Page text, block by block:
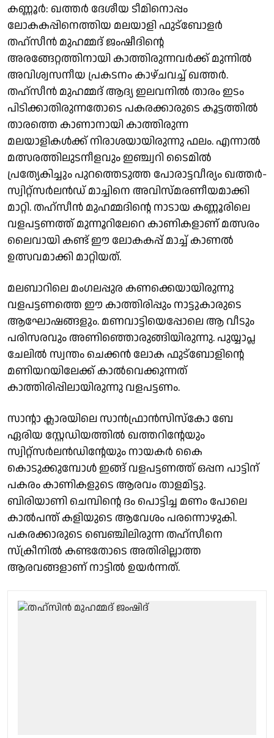
കണ്ണൂർ: ഖത്തർ ദേശീയ ടീമിനൊപ്പം
ലോകകപ്പിനെത്തിയ മലയാളി ഫുട്ബോളർ
തഹ്സീൻ മുഹമ്മദ് ജംഷീദിൻ്റെ
അരങ്ങേറ്റത്തിനായി കാത്തിരുന്നവർക്ക് മുന്നിൽ
അവിശ്വസനീയ പ്രകടനം കാഴ്ചവച്ച് ഖത്തർ.
തഹ്സീൻ മുഹമ്മദ് ആദ്യ ഇലവനിൽ താരം ഇടം
പിടിക്കാതിരുന്നതോടെ പകരക്കാരുടെ കൂട്ടത്തിൽ
താരത്തെ കാണാനായി കാത്തിരുന്ന
മലയാളികൾക്ക് നിരാശയായിരുന്നു ഫലം. എന്നാൽ
മത്സരത്തിലുടനീളവും ഇഞ്ച്വറി ടൈമിൽ
പ്രത്യേകിച്ചും പുറത്തെടുത്ത പോരാട്ടവീര്യം ഖത്തർ-
സ്വിറ്റ്‌സർലൻഡ് മാച്ചിനെ അവിസ്മരണീയമാക്കി
മാറ്റി. തഹ്സീൻ മുഹമ്മദിൻ്റെ നാടായ കണ്ണൂരിലെ
വളപട്ടണത്ത് മുന്നൂറിലേറെ കാണികളാണ് മത്സരം
ലൈവായി കണ്ട് ഈ ലോകകപ്പ് മാച്ച് കാണൽ
ഉത്സവമാക്കി മാറ്റിയത്.
മലബാറിലെ മംഗലപ്പുര കണക്കെയായിരുന്നു
വളപട്ടണത്തെ ഈ കാത്തിരിപ്പും നാട്ടുകാരുടെ
ആഘോഷങ്ങളും. മണവാട്ടിയെപ്പോലെ ആ വീടും
പരിസരവും അണിഞ്ഞൊരുങ്ങിയിരുന്നു. പുയ്യാപ്ല
ചേലിൽ സ്വന്തം ചെക്കൻ ലോക ഫുട്‌ബോളിൻ്റെ
മണിയറയിലേക്ക് കാൽവെക്കുന്നത്
കാത്തിരിപ്പിലായിരുന്നു വളപട്ടണം.
സാൻ്റാ ക്ലാരയിലെ സാൻഫ്രാൻസിസ്കോ ബേ
ഏരിയ സ്റ്റേഡിയത്തിൽ ഖത്തറിൻ്റേയും
സ്വിറ്റ്സർലൻഡിൻ്റേയും നായകർ കൈ
കൊടുക്കുമ്പോൾ ഇങ്ങ് വളപട്ടണത്ത് ഒപ്പന പാട്ടിന്
പകരം കാണികളുടെ ആരവം താളമിട്ടു.
ബിരിയാണി ചെമ്പിൻ്റെ ദം പൊട്ടിച്ച മണം പോലെ
കാൽപന്ത് കളിയുടെ ആവേശം പരന്നൊഴുകി.
പകരക്കാരുടെ ബെഞ്ചിലിരുന്ന തഹ്സീനെ
സ്‌ക്രീനിൽ കണ്ടതോടെ അതിരില്ലാത്ത
ആരവങ്ങളാണ് നാട്ടിൽ ഉയർന്നത്.